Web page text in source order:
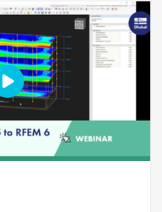
Zonenkarten zur
seismischen Daten.